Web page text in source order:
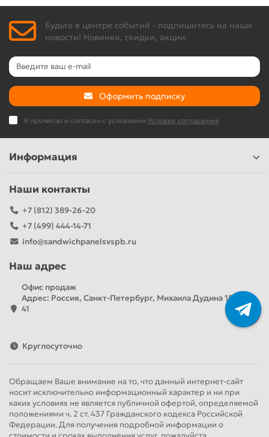
Будьте в центре событий - подпишитесь на наши
новости! Новинки, скидки, акции.
Оформить подписку
Я прочитал и согласен с условиями Условия соглашения
Информация
Наши контакты
+7 (812) 389-26-20
+7 (499) 444-14-71
info@sandwichpanelsvspb.ru
Наш адрес
Офис продаж
Адрес: Россия, Санкт-Петербург, Михаила Дудина 15, офис
41
Круглосуточно
Обращаем Ваше внимание на то, что данный интернет-сайт
носит исключительно информационный характер и ни при
каких условиях не является публичной офертой, определяемой
положениями ч. 2 ст. 437 Гражданского кодекса Российской
Федерации. Для получения подробной информации о